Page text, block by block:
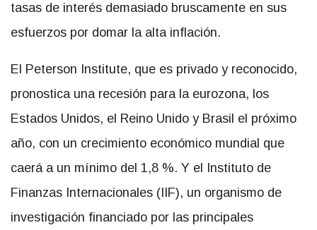
tasas de interés demasiado bruscamente en sus
esfuerzos por domar la alta inflación.
El Peterson Institute, que es privado y reconocido,
pronostica una recesión para la eurozona, los
Estados Unidos, el Reino Unido y Brasil el próximo
año, con un crecimiento económico mundial que
caerá a un mínimo del 1,8 %. Y el Instituto de
Finanzas Internacionales (IIF), un organismo de
investigación financiado por las principales